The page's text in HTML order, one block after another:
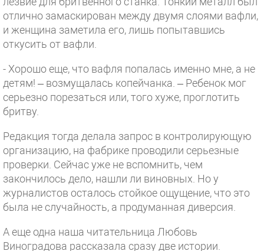
отлично замаскирован между двумя слоями вафли,
и женщина заметила его, лишь попытавшись
откусить от вафли.
- Хорошо еще, что вафля попалась именно мне, а не
детям! – возмущалась копейчанка. – Ребенок мог
серьезно порезаться или, того хуже, проглотить
бритву.
Редакция тогда делала запрос в контролирующую
организацию, на фабрике проводили серьезные
проверки. Сейчас уже не вспомнить, чем
закончилось дело, нашли ли виновных. Но у
журналистов осталось стойкое ощущение, что это
была не случайность, а продуманная диверсия.
А еще одна наша читательница Любовь
Виноградова рассказала сразу две истории.